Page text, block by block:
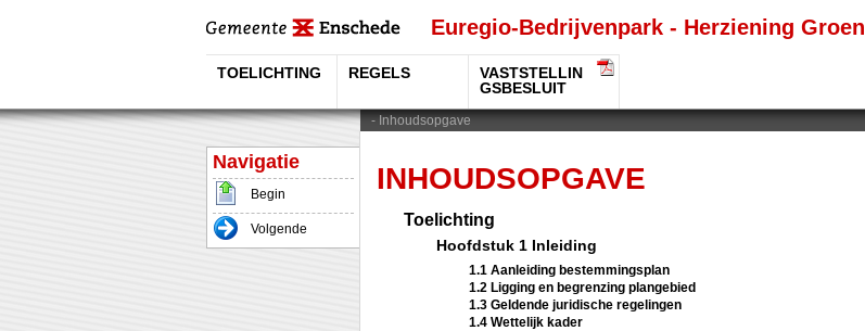
Euregio-Bedrijvenpark - Herziening Groen
Inhoudsopgave
TOELICHTING REGELS
VASTSTELLIN
GSBESLUIT
Begin
Volgende
INHOUDSOPGAVE
Toelichting
Hoofdstuk 1 Inleiding
1.1 Aanleiding bestemmingsplan
1.2 Ligging en begrenzing plangebied
1.3 Geldende juridische regelingen
1.4 Wettelijk kader